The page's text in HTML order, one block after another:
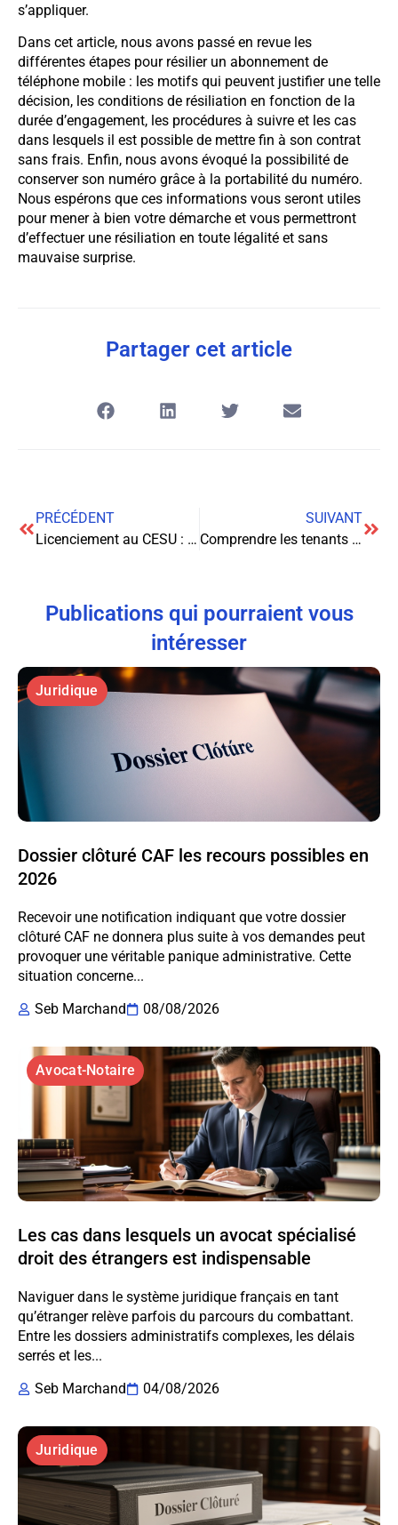
s’appliquer.
Dans cet article, nous avons passé en revue les
différentes étapes pour résilier un abonnement de
téléphone mobile : les motifs qui peuvent justifier une telle
décision, les conditions de résiliation en fonction de la
durée d’engagement, les procédures à suivre et les cas
dans lesquels il est possible de mettre fin à son contrat
sans frais. Enfin, nous avons évoqué la possibilité de
conserver son numéro grâce à la portabilité du numéro.
Nous espérons que ces informations vous seront utiles
pour mener à bien votre démarche et vous permettront
d’effectuer une résiliation en toute légalité et sans
mauvaise surprise.
Partager cet article
PRÉCÉDENT
Licenciement au CESU : Tout ce que vous devez savoir
SUIVANT
Comprendre les tenants et aboutissants du contrat d’achat immobilier
Publications qui pourraient vous
intéresser
Juridique
Dossier clôturé CAF les recours possibles en
2026
Recevoir une notification indiquant que votre dossier
clôturé CAF ne donnera plus suite à vos demandes peut
provoquer une véritable panique administrative. Cette
situation concerne...
Seb Marchand
08/08/2026
Avocat-Notaire
Les cas dans lesquels un avocat spécialisé
droit des étrangers est indispensable
Naviguer dans le système juridique français en tant
qu’étranger relève parfois du parcours du combattant.
Entre les dossiers administratifs complexes, les délais
serrés et les...
Seb Marchand
04/08/2026
Juridique